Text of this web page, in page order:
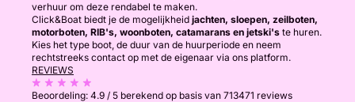
verhuur om deze rendabel te maken.
Click&Boat biedt je de mogelijkheid jachten, sloepen, zeilboten,
motorboten, RIB's, woonboten, catamarans en jetski's te huren.
Kies het type boot, de duur van de huurperiode en neem
rechtstreeks contact op met de eigenaar via ons platform.
REVIEWS
Beoordeling: 4.9 / 5 berekend op basis van 713471 reviews